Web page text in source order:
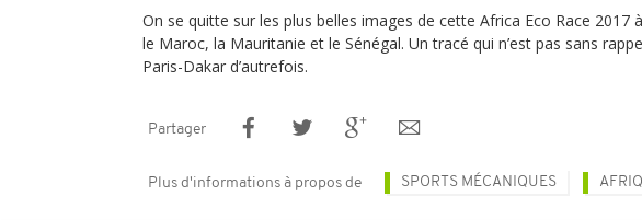
On se quitte sur les plus belles images de cette Africa Eco Race 2017
le Maroc, la Mauritanie et le Sénégal. Un tracé qui n’est pas sans
Paris-Dakar d’autrefois.
Partager
Plus d'informations à propos de SPORTS MÉCANIQUES